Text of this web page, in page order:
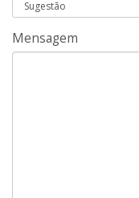
Mensagem